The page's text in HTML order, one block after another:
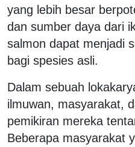
yang lebih besar
dan sumber daya dari
salmon dapat menjadi
bagi spesies asli.
Dalam sebuah
ilmuwan, masyarakat,
pemikiran mereka
Beberapa masyarakat